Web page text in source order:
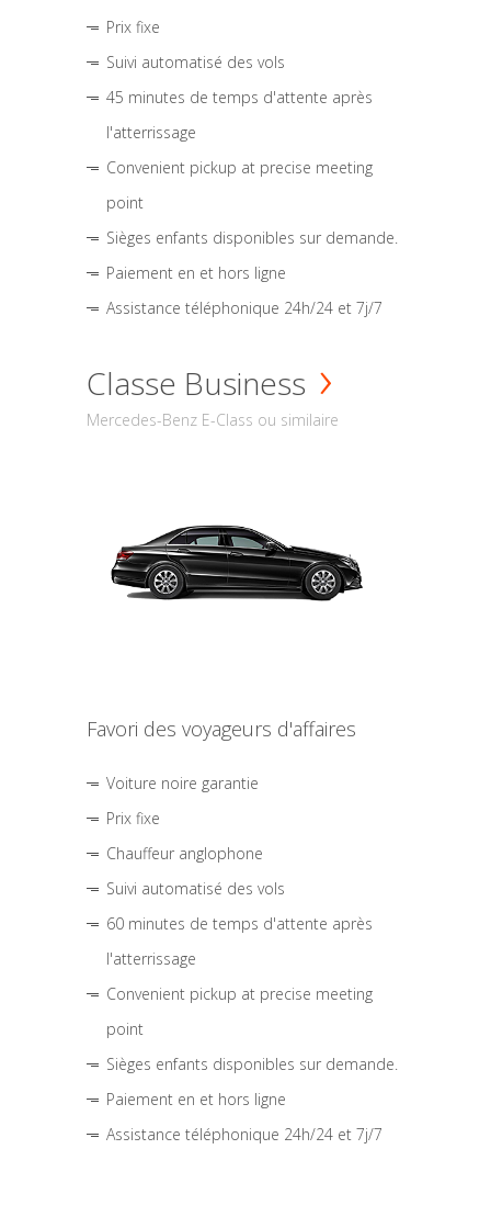
Prix fixe
Suivi automatisé des vols
45 minutes de temps d'attente après
l'atterrissage
Convenient pickup at precise meeting
point
Sièges enfants disponibles sur demande.
Paiement en et hors ligne
Assistance téléphonique 24h/24 et 7j/7
Classe Business
Mercedes-Benz E-Class ou similaire
Favori des voyageurs d'affaires
Voiture noire garantie
Prix fixe
Chauffeur anglophone
Suivi automatisé des vols
60 minutes de temps d'attente après
l'atterrissage
Convenient pickup at precise meeting
point
Sièges enfants disponibles sur demande.
Paiement en et hors ligne
Assistance téléphonique 24h/24 et 7j/7